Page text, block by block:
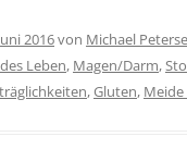
2016von Michael
Leben, Magen/Darm,
,Gluten,